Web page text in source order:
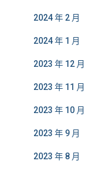
2024 年 2 月
2024 年 1 月
2023 年 12 月
2023 年 11 月
2023 年 10 月
2023 年 9 月
2023 年 8 月